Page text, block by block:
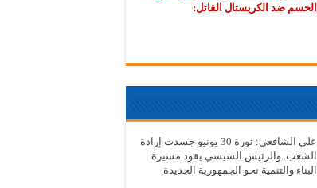
الحسم ضد الكريستال القاتل:
علي الشافعي: ثورة 30 يونيو جسدت إرادة
الشعب..والرئيس السيسي يقود مسيرة
البناء والتنمية نحو الجمهورية الجديدة